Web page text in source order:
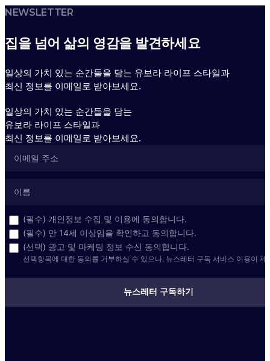
NEWSLETTER
집을 넘어 삶의 영감을 발견하세요
일상의 가치 있는 순간들을 담는 유보라 라이프 스타일과
최신 정보를 이메일로 받아보세요.
일상의 가치 있는 순간들을 담는
유보라 라이프 스타일과
최신 정보를 이메일로 받아보세요.
(필수) 개인정보 수집 및 이용에 동의합니다.
(필수) 만 14세 이상임을 확인하고 동의합니다.
(선택) 광고 및 마케팅 정보 수신 동의합니다.
선택항목에 대한 동의를 거부하실 수 있으나, 뉴스레터 구독 서비스 이용이 제
뉴스레터 구독하기